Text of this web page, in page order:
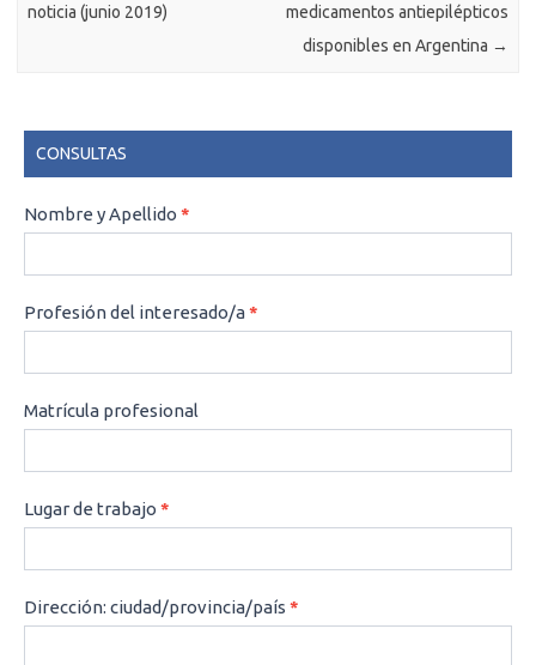
noticia (junio 2019)
medicamentos antiepilépticos
disponibles en Argentina →
CONSULTAS
CONSULTAS
Nombre y Apellido *
Profesión del interesado/a*
Matrícula profesional
Lugar de trabajo *
Dirección: ciudad/provincia/país *